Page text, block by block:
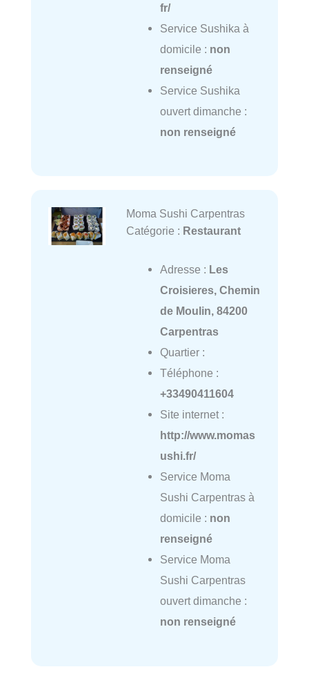
fr/
Service Sushika à
domicile : non
renseigné
Service Sushika
ouvert dimanche :
non renseigné
Moma Sushi Carpentras
Catégorie : Restaurant
Adresse : Les
Croisieres, Chemin
de Moulin, 84200
Carpentras
Quartier :
Téléphone :
+33490411604
Site internet :
http://www.momas
ushi.fr/
Service Moma
Sushi Carpentras à
domicile : non
renseigné
Service Moma
Sushi Carpentras
ouvert dimanche :
non renseigné